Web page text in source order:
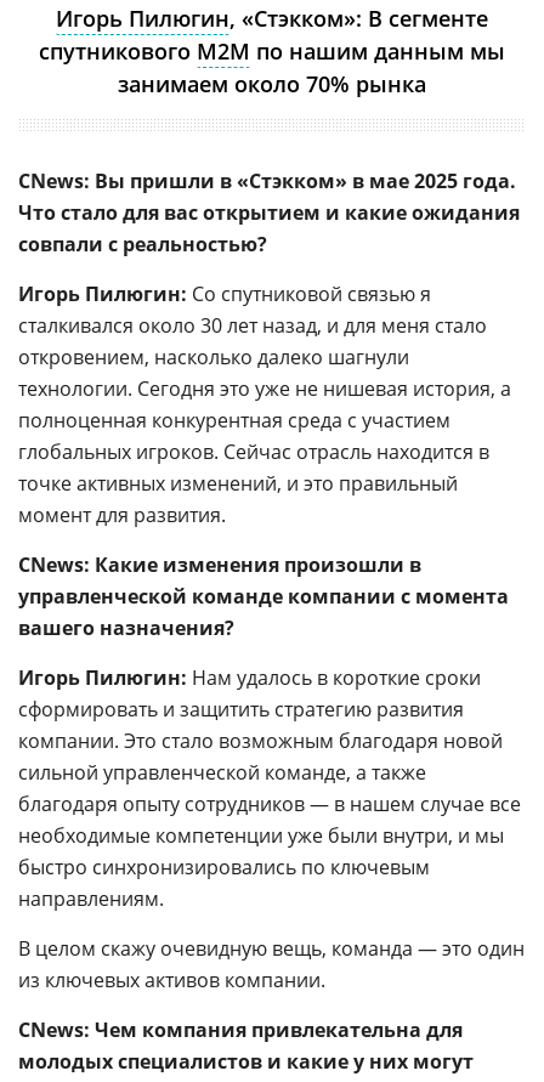
Игорь Пилюгин, «Стэкком»: В сегменте
спутникового M2M по нашим данным мы
занимаем около 70% рынка
CNews: Вы пришли в «Стэкком» в мае 2025 года.
Что стало для вас открытием и какие ожидания
совпали с реальностью?
Игорь Пилюгин: Со спутниковой связью я
сталкивался около 30 лет назад, и для меня стало
откровением, насколько далеко шагнули
технологии. Сегодня это уже не нишевая история, а
полноценная конкурентная среда с участием
глобальных игроков. Сейчас отрасль находится в
точке активных изменений, и это правильный
момент для развития.
CNews: Какие изменения произошли в
управленческой команде компании с момента
вашего назначения?
Игорь Пилюгин: Нам удалось в короткие сроки
сформировать и защитить стратегию развития
компании. Это стало возможным благодаря новой
сильной управленческой команде, а также
благодаря опыту сотрудников — в нашем случае все
необходимые компетенции уже были внутри, и мы
быстро синхронизировались по ключевым
направлениям.
В целом скажу очевидную вещь, команда — это один
из ключевых активов компании.
CNews: Чем компания привлекательна для
молодых специалистов и какие у них могут